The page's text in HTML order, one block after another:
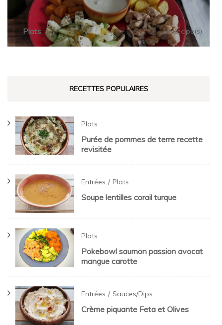
Plats 18 Recipe(s)
RECETTES POPULAIRES
Plats
Purée de pommes de terre recette
revisitée
Entrées Plats
Soupe lentilles corail turque
Plats
Pokebowl saumon passion avocat
mangue carotte
Entrées Sauces/Dips
Crème piquante Feta et Olives